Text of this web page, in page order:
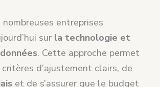
nombreuses entreprises
sur la technologie et
. Cette approche permet
d’ajustement clairs, de
et de s’assurer que le budget